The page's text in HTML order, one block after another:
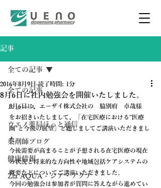
記事
全ての記事
ニュース
ウエノ薬局ほっと通信
薬剤師ブログ
健康情報
Zia AQUA - ジア・アクア
全ての記事
8月6日に社内勉強会を開催いたしました。
2016年8月9日 読了時間: 1分
8月6日に、エーザイ株式会社の　脇別府　卓哉様
をお招きいたしまして、「在宅医療における”医療
圏”と今後の展望」と題しましてご講演いただきまし
た。
今後需要が高まることが予想される在宅医療の現在
の状況と将来的な方向性や地域包括ケアシステムの
概要などについてご講演いただきました。
今回の勉強会は参加者が質問に答えながら進めてい